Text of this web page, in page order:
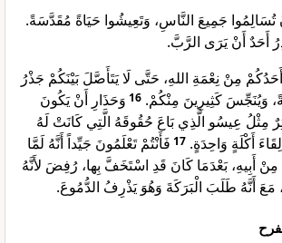
تُسَالِمُوا جَمِيعَ النَّاسِ، وَتَعِيشُوا حَيَاةً مُقَدَّسَةً.
أَحَدٌ أَنْ يَرَى الرَّبَّ.
أَحَدُكُمْ مِنْ نِعْمَةِ اللهِ، حَتَّى لَا يَتَأَصَّلَ بَيْنَكُمْ جَذْرُ
وَيُنَجِّسَ كَثِيرِينَ مِنْكُمْ. 16 وَحَذَارِ أَنْ يَكُونَ
مِثْلُ عِيسُو الَّذِي بَاعَ حُقُوقَهُ الَّتِي كَانَتْ لَهُ
أَكْلَةٍ وَاحِدَةٍ. 17 فَأَنْتُمْ تَعْلَمُونَ جَيِّداً أَنَّهُ لَمَّا
مِنْ أَبِيهِ، بَعْدَمَا كَانَ قَدِ اسْتَخَفَّ بِها، رُفِضَ لأَنَّهُ
مَعَ أَنَّهُ طَلَبَ الْبَرَكَةَ وَهُوَ يَذْرِفُ الدُّمُوعَ.